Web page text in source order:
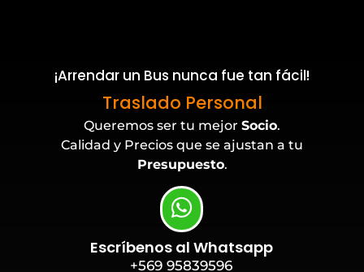
¡Arrendar un Bus nunca fue tan fácil!
Traslado Personal
Eventos Corporativos
Queremos ser tu mejor Socio.
Calidad y Precios que se ajustan a tu
Presupuesto.
Escríbenos al Whatsapp
+569 95839596